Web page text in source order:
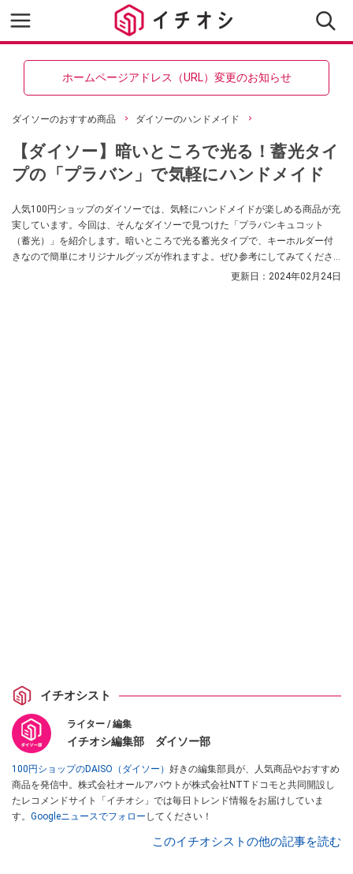
ホームページアドレス（URL）変更のお知らせ
ダイソーのおすすめ商品 ダイソーのハンドメイド
【ダイソー】暗いところで光る！蓄光タイ
プの「プラバン」で気軽にハンドメイド
人気100円ショップのダイソーでは、気軽にハンドメイドが楽しめる商品が充
実しています。今回は、そんなダイソーで見つけた「プラバンキュコット
（蓄光）」を紹介します。暗いところで光る蓄光タイプで、キーホルダー付
きなので簡単にオリジナルグッズが作れますよ。ぜひ参考にしてみてくださ
更新日： 2024年02月24日
イチオシスト
ライター / 編集
イチオシ編集部 ダイソー部
100円ショップのDAISO（ダイソー） 好きの編集部員が、人気商品やおすすめ
商品を発信中。株式会社オールアバウトが株式会社NTTドコモと共同開設し
たレコメンドサイト「イチオシ」では毎日トレンド情報をお届けしていま
す。 Googleニュースでフォロー してください！
このイチオシストの他の記事を読む